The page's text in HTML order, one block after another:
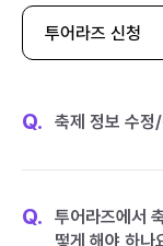
투어라즈 신청
Q. 축제 정보 수정
Q.
투어라즈에서
떻게 해야 하나